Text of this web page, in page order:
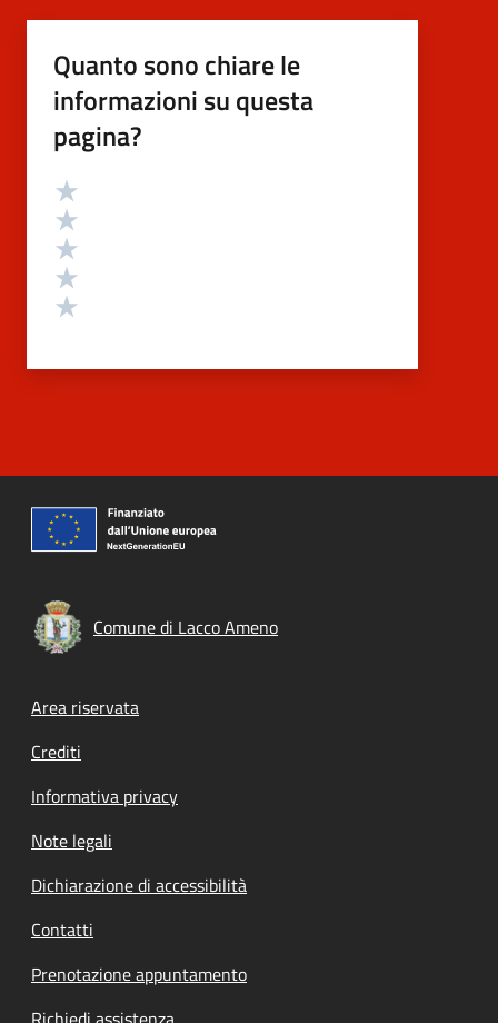
Quanto sono chiare le
informazioni su questa
pagina?
Valutazione
Comune di Lacco Ameno
Footer menu
Area riservata
Crediti
Informativa privacy
Note legali
Dichiarazione di accessibilità
Contatti
Prenotazione appuntamento